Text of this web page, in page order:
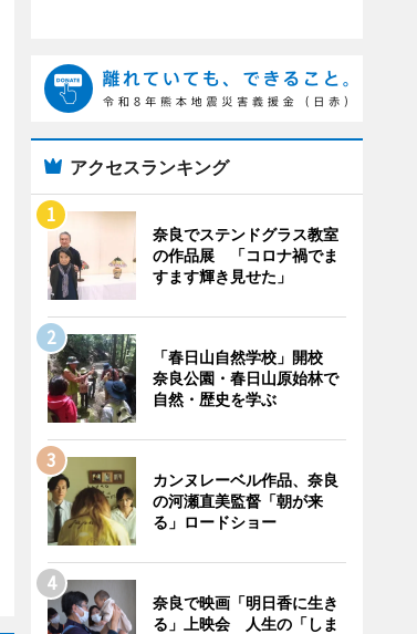
アクセスランキング
奈良でステンドグラス教室
の作品展 「コロナ禍でま
すます輝き見せた」
「春日山自然学校」開校
奈良公園・春日山原始林で
自然・歴史を学ぶ
カンヌレーベル作品、奈良
の河瀬直美監督「朝が来
る」ロードショー
奈良で映画「明日香に生き
る」上映会 人生の「しま